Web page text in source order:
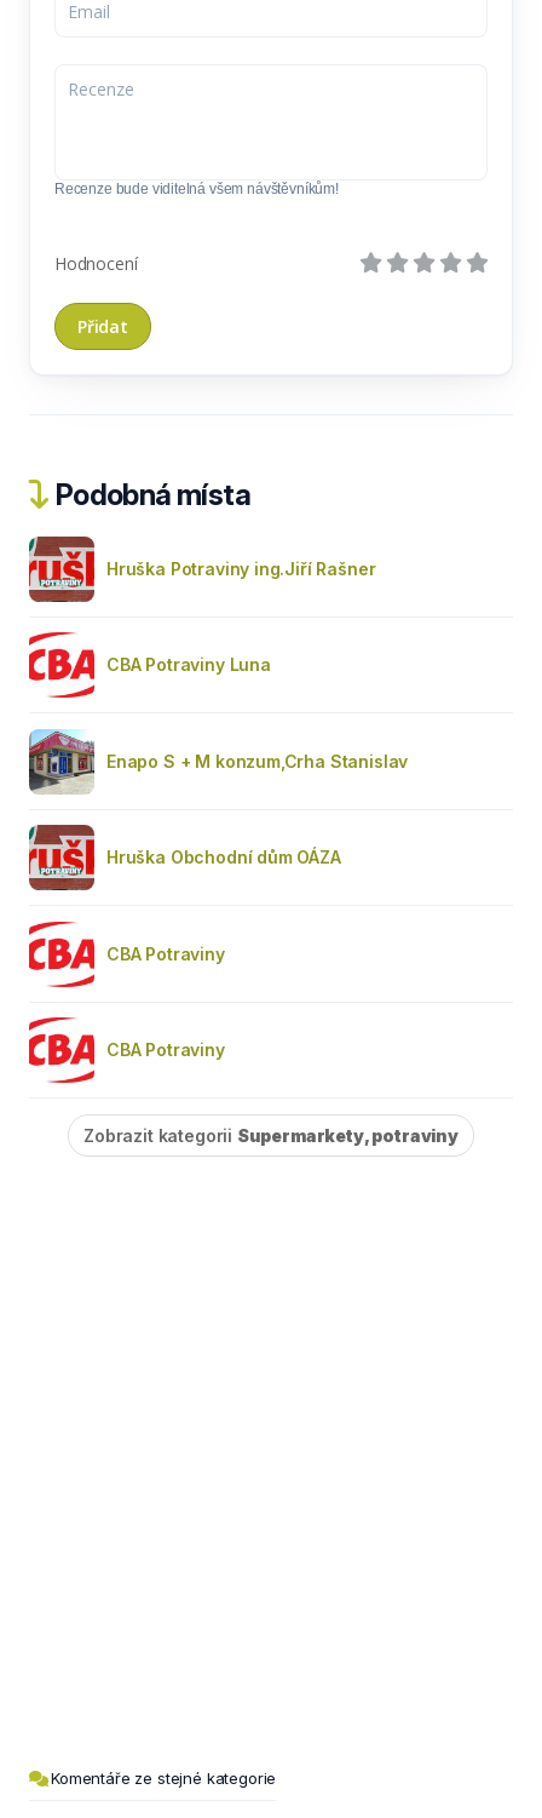
Recenze bude viditelná všem návštěvníkům!
Hodnocení
Podobná místa
Hruška Potraviny ing.Jiří Rašner
CBA Potraviny Luna
Enapo S + M konzum,Crha Stanislav
Hruška Obchodní dům OÁZA
CBA Potraviny
CBA Potraviny
Zobrazit kategorii Supermarkety, potraviny
Komentáře ze stejné kategorie